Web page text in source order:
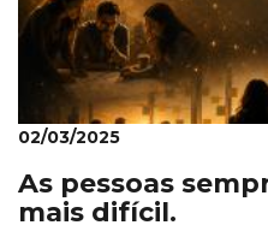
02/03/2025
As pessoas
mais difícil.